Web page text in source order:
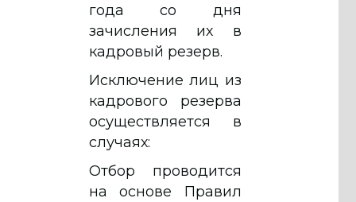
года со дня
зачисления их в
кадровый резерв.
Исключение лиц из
кадрового резерва
осуществляется в
случаях:
Отбор проводится
на основе Правил